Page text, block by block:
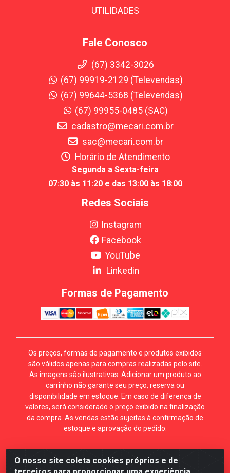
O nosso site coleta cookies próprios e de
UTILIDADES
Fale Conosco
(67) 3342-3026
(67) 99919-2129 (Televendas)
(67) 99644-5368 (Televendas)
(67) 99955-0485 (SAC)
cadastro@mecari.com.br
sac@mecari.com.br
Horário de Atendimento
Segunda a Sexta-feira
07:30 às 11:20 e das 13:00 às 18:00
Redes Sociais
Instagram
Facebook
YouTube
Linkedin
Formas de Pagamento
Os preços, formas de pagamento e produtos exibidos
são válidos apenas para compras realizadas pelo site.
As imagens são ilustrativas. Adicionar um produto ao
carrinho não garante seu preço, reserva ou
disponibilidade em estoque. Em caso de diferença de
valores, será considerado o preço exibido na finalização
da compra. As vendas estão sujeitas à confirmação de
estoque e aprovação do pedido.
Mécari Distribuidora - Av. Gury Marques, 5164. Jd Centro